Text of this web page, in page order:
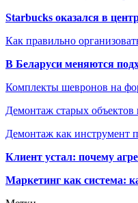
Starbucks оказался в
Как правильно
В Беларуси меняются
Комплекты шевронов на
Демонтаж старых объектов
Демонтаж как инструмент
Клиент устал: почему
Маркетинг как система: